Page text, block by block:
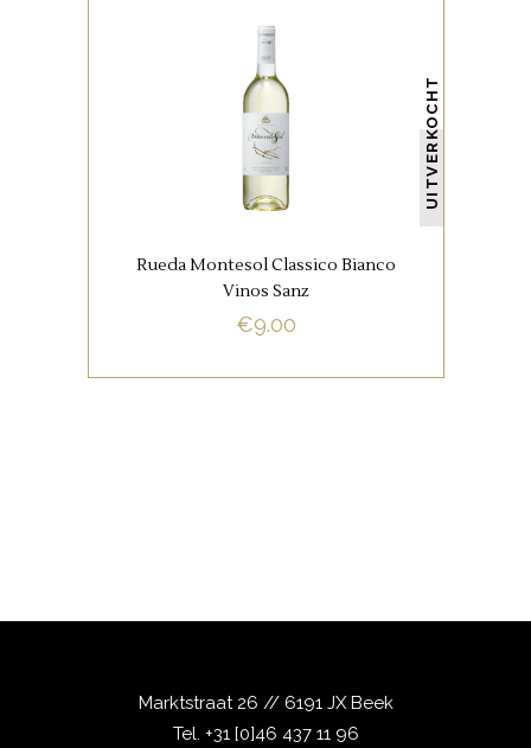
UITVERKOCHT
SPAANSE FAVORIETEN
Rueda is de laatste 10 jaar
onbetwist de leider geworden
als het gaat om moderne, frisse
Rueda Montesol Classico Bianco
Vinos Sanz
€9.00
Marktstraat 26 // 6191 JX Beek
Tel. +31 [0]46 437 11 96